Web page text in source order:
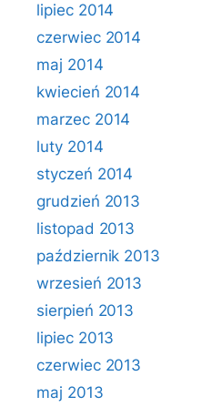
lipiec 2014
czerwiec 2014
maj 2014
kwiecień 2014
marzec 2014
luty 2014
styczeń 2014
grudzień 2013
listopad 2013
październik 2013
wrzesień 2013
sierpień 2013
lipiec 2013
czerwiec 2013
maj 2013